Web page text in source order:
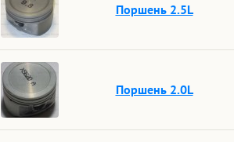
Поршень 2.5L
Поршень 2.0L